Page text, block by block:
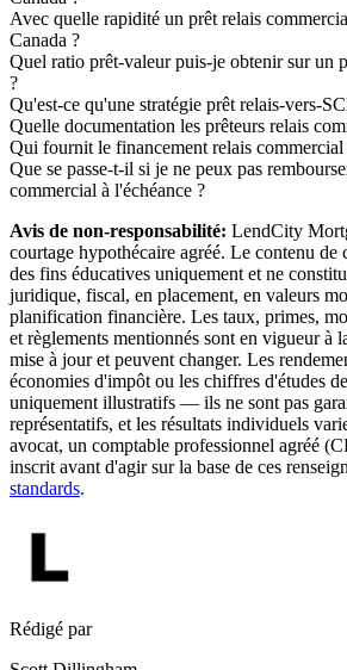
Avec quelle rapidité un prêt relais
Canada ?
Quel ratio prêt-valeur puis-je obtenir sur un
?
Qu'est-ce qu'une stratégie prêt relais-vers-
Quelle documentation les prêteurs relais
Qui fournit le financement relais commercial
Que se passe-t-il si je ne peux pas
commercial à l'échéance ?
Avis de non-responsabilité: LendCity
courtage hypothécaire agréé. Le contenu de
des fins éducatives uniquement et ne
juridique, fiscal, en placement, en valeurs
planification financière. Les taux, primes,
et règlements mentionnés sont en vigueur à
mise à jour et peuvent changer. Les
économies d'impôt ou les chiffres d'études
uniquement illustratifs — ils ne sont pas
représentatifs, et les résultats individuels
avocat, un comptable professionnel agréé
inscrit avant d'agir sur la base de ces
standards.
Rédigé par